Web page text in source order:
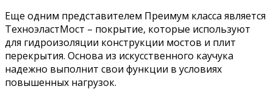
Еще одним представителем Преимум класса является
ТехноэластМост – покрытие, которые используют
для гидроизоляции конструкции мостов и плит
перекрытия. Основа из искусственного каучука
надежно выполнит свои функции в условиях
повышенных нагрузок.